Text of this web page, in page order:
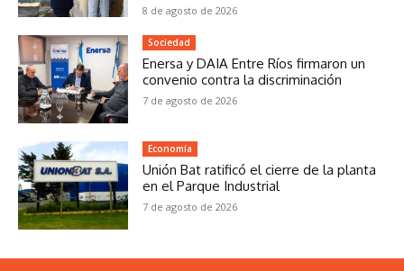
8 de agosto de 2026
Sociedad
Enersa y DAIA Entre Ríos firmaron un
convenio contra la discriminación
7 de agosto de 2026
Economía
Unión Bat ratificó el cierre de la planta
en el Parque Industrial
7 de agosto de 2026